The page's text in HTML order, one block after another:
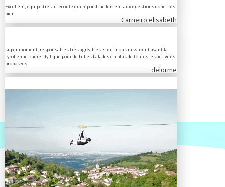
Excellent, equipe très a l écoute qui répond facilement aux questions donc très
bien
Carneiro elisabeth
super moment, responsables très agréables et qui nous rassurent avant la
tyrolienne. cadre idyllique pour de belles balades en plus de toutes les activités
proposées.
delorme